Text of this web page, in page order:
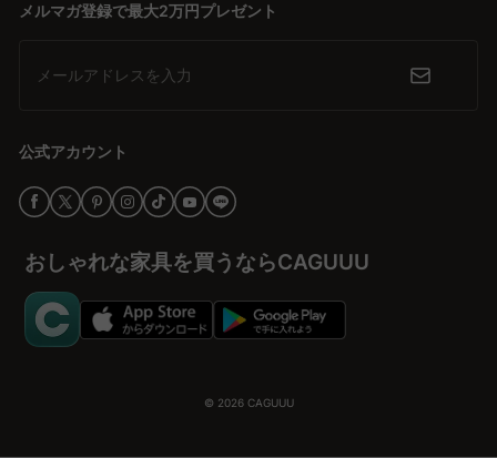
信頼できるサービスで安心の購入体験
ービスを通じて信頼を築いています。多くの高評価レビューを誇る
ペットの安全を確保し、家族全員が安心して過ごせる空間を作り上
クワクする家づくりをサポートするための最適な選択肢がここにあ
メルマガ登録で最大2万円プレゼント
メールアドレスを入力
公式アカウント
おしゃれな家具を買うならCAGUUU
© 2026 CAGUUU